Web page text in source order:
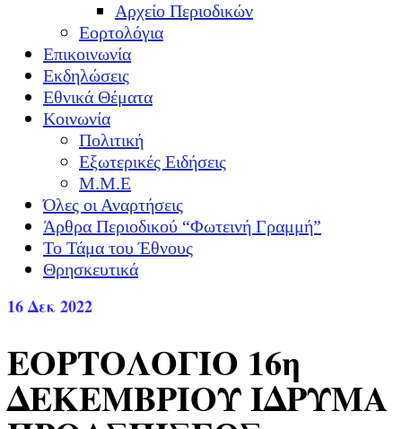
Αρχείο Περιοδικών
Εορτολόγια
Επικοινωνία
Εκδηλώσεις
Εθνικά Θέματα
Κοινωνία
Πολιτική
Εξωτερικές Ειδήσεις
Μ.Μ.Ε
Όλες οι Αναρτήσεις
Άρθρα Περιοδικού “Φωτεινή Γραμμή”
Το Τάμα του Έθνους
Θρησκευτικά
16Δεκ 2022
ΕΟΡΤΟΛΟΓΙΟ 16η
ΔΕΚΕΜΒΡΙΟΥ ΙΔΡΥΜΑ